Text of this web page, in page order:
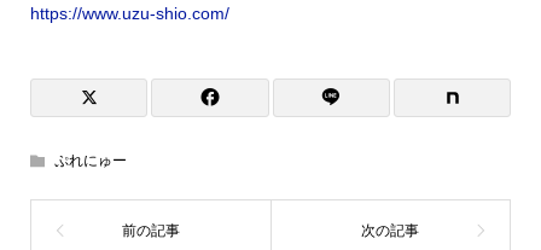
https://www.uzu-shio.com/
ぷれにゅー